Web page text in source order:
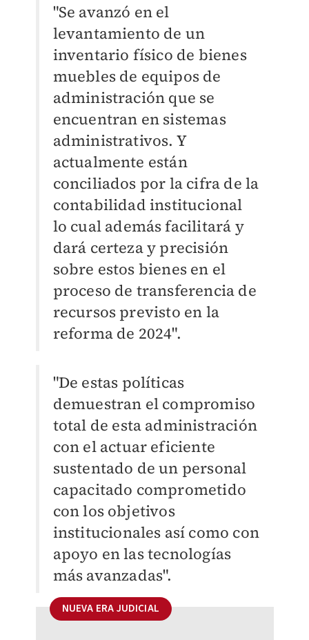
"Se avanzó en el
levantamiento de un
inventario físico de bienes
muebles de equipos de
administración que se
encuentran en sistemas
administrativos. Y
actualmente están
conciliados por la cifra de la
contabilidad institucional
lo cual además facilitará y
dará certeza y precisión
sobre estos bienes en el
proceso de transferencia de
recursos previsto en la
reforma de 2024".
"De estas políticas
demuestran el compromiso
total de esta administración
con el actuar eficiente
sustentado de un personal
capacitado comprometido
con los objetivos
institucionales así como con
apoyo en las tecnologías
más avanzadas".
NUEVA ERA JUDICIAL